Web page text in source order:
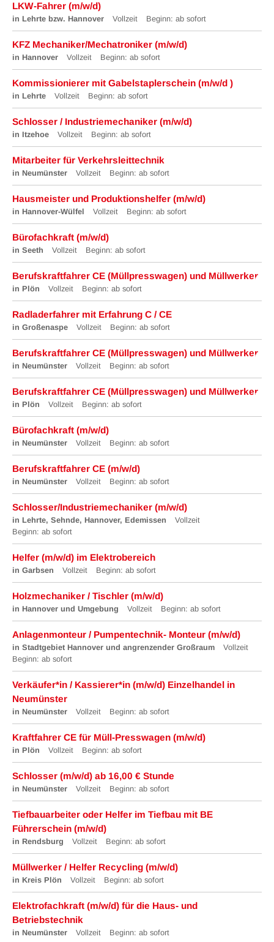
LKW-Fahrer (m/w/d)
in Lehrte bzw. Hannover Vollzeit Beginn: ab sofort
KFZ Mechaniker/Mechatroniker (m/w/d)
in Hannover Vollzeit Beginn: ab sofort
Kommissionierer mit Gabelstaplerschein (m/w/d )
in Lehrte Vollzeit Beginn: ab sofort
Schlosser / Industriemechaniker (m/w/d)
in Itzehoe Vollzeit Beginn: ab sofort
Mitarbeiter für Verkehrsleittechnik
in Neumünster Vollzeit Beginn: ab sofort
Hausmeister und Produktionshelfer (m/w/d)
in Hannover-Wülfel Vollzeit Beginn: ab sofort
Bürofachkraft (m/w/d)
in Seeth Vollzeit Beginn: ab sofort
Berufskraftfahrer CE (Müllpresswagen) und Müllwerker
in Plön Vollzeit Beginn: ab sofort
Radladerfahrer mit Erfahrung C / CE
in Großenaspe Vollzeit Beginn: ab sofort
Berufskraftfahrer CE (Müllpresswagen) und Müllwerker
in Neumünster Vollzeit Beginn: ab sofort
Berufskraftfahrer CE (Müllpresswagen) und Müllwerker
in Plön Vollzeit Beginn: ab sofort
Bürofachkraft (m/w/d)
in Neumünster Vollzeit Beginn: ab sofort
Berufskraftfahrer CE (m/w/d)
in Neumünster Vollzeit Beginn: ab sofort
Schlosser/Industriemechaniker (m/w/d)
in Lehrte, Sehnde, Hannover, Edemissen
Vollzeit
Beginn: ab sofort
Helfer (m/w/d) im Elektrobereich
in Garbsen Vollzeit Beginn: ab sofort
Holzmechaniker / Tischler (m/w/d)
in Hannover und Umgebung Vollzeit Beginn: ab sofort
Anlagenmonteur / Pumpentechnik- Monteur (m/w/d)
in Stadtgebiet Hannover und angrenzender Großraum
Vollzeit
Beginn: ab sofort
Verkäufer*in / Kassierer*in (m/w/d) Einzelhandel in
Neumünster
in Neumünster Vollzeit Beginn: ab sofort
Kraftfahrer CE für Müll-Presswagen (m/w/d)
in Plön Vollzeit Beginn: ab sofort
Schlosser (m/w/d) ab 16,00 € Stunde
in Neumünster Vollzeit Beginn: ab sofort
Tiefbauarbeiter oder Helfer im Tiefbau mit BE
Führerschein (m/w/d)
in Rendsburg Vollzeit Beginn: ab sofort
Müllwerker / Helfer Recycling (m/w/d)
in Kreis Plön Vollzeit Beginn: ab sofort
Elektrofachkraft (m/w/d) für die Haus- und
Betriebstechnik
in Neumünster Vollzeit Beginn: ab sofort